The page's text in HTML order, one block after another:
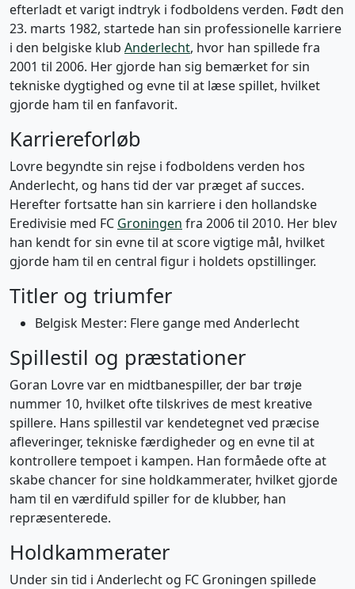
efterladt et varigt indtryk i fodboldens verden. Født den
23. marts 1982, startede han sin professionelle karriere
i den belgiske klub Anderlecht, hvor han spillede fra
2001 til 2006. Her gjorde han sig bemærket for sin
tekniske dygtighed og evne til at læse spillet, hvilket
gjorde ham til en fanfavorit.
Karriereforløb
Lovre begyndte sin rejse i fodboldens verden hos
Anderlecht, og hans tid der var præget af succes.
Herefter fortsatte han sin karriere i den hollandske
Eredivisie med FC Groningen fra 2006 til 2010. Her blev
han kendt for sin evne til at score vigtige mål, hvilket
gjorde ham til en central figur i holdets opstillinger.
Titler og triumfer
Belgisk Mester: Flere gange med Anderlecht
Spillestil og præstationer
Goran Lovre var en midtbanespiller, der bar trøje
nummer 10, hvilket ofte tilskrives de mest kreative
spillere. Hans spillestil var kendetegnet ved præcise
afleveringer, tekniske færdigheder og en evne til at
kontrollere tempoet i kampen. Han formåede ofte at
skabe chancer for sine holdkammerater, hvilket gjorde
ham til en værdifuld spiller for de klubber, han
repræsenterede.
Holdkammerater
Under sin tid i Anderlecht og FC Groningen spillede